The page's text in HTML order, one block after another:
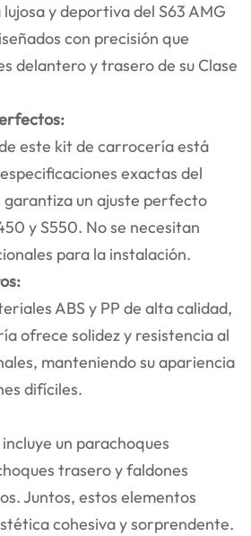
y deportiva del S63 AMG
con precisión que
delantero y trasero de su Clase
este kit de carrocería está
exactas del
garantiza un ajuste perfecto
y S550. No se necesitan
para la instalación.
ABS y PP de alta calidad,
ofrece solidez y resistencia al
manteniendo su apariencia
difíciles.
un parachoques
trasero y faldones
Juntos, estos elementos
cohesiva y sorprendente.